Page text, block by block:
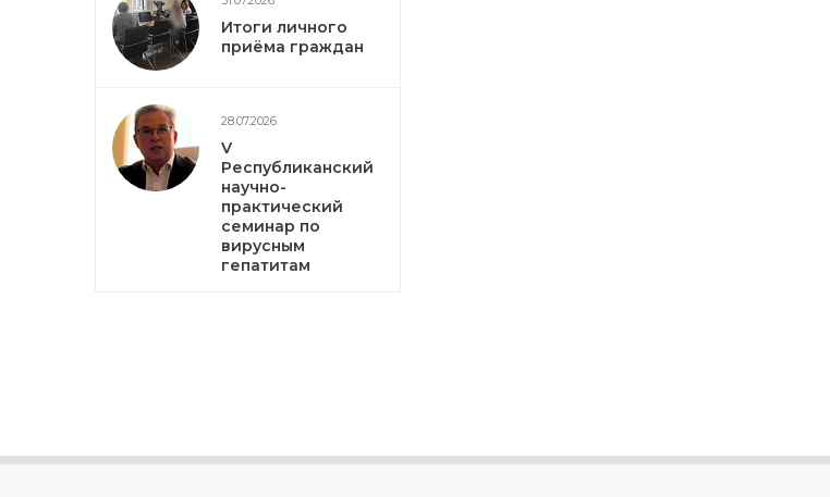
Итоги личного
приёма граждан
28.07.2026
V
Республиканский
научно-
практический
семинар по
вирусным
гепатитам